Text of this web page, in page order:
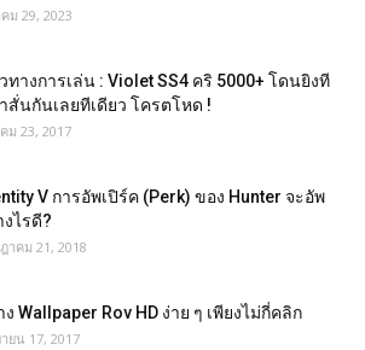
ม 29, 2023
ทางการเล่น : Violet SS4 คริ 5000+ โดนยิงที
สั่นกันเลยทีเดียว โครตโหด !
ม 23, 2017
V การอัพเปิร์ค (Perk) ของ Hunter จะอัพ
งไรดี?
าคม 21, 2018
ง Wallpaper Rov HD ง่าย ๆ เพียงไม่กี่คลิก
ยน 17, 2017